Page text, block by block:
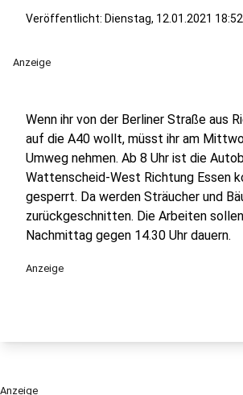
Veröffentlicht: Dienstag, 12.01.2021 18:52
Anzeige
Wenn ihr von der Berliner Straße aus
auf die A40 wollt, müsst ihr am
Umweg nehmen. Ab 8 Uhr ist die
Wattenscheid-West Richtung Essen
gesperrt. Da werden Sträucher und
zurückgeschnitten. Die Arbeiten
Nachmittag gegen 14.30 Uhr dauern.
Anzeige
Anzeige